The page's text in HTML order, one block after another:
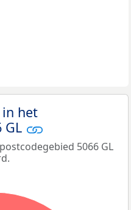
het
GL
5066 GL